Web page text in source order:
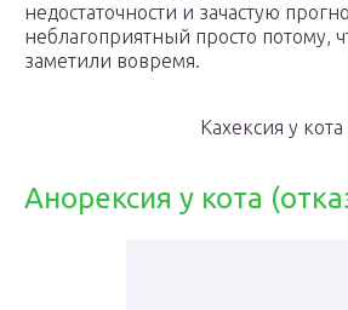
недостаточности и зачастую
неблагоприятный просто потому,
заметили вовремя.
Кахексия у кота
Анорексия у кота